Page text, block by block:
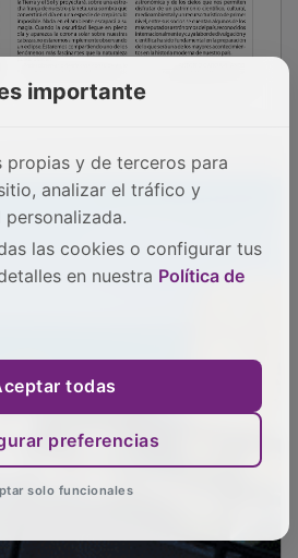
importante
propias y de terceros para
analizar el tráfico y
las cookies o configurar tus
en nuestra Política de
todas
preferencias
solo funcionales